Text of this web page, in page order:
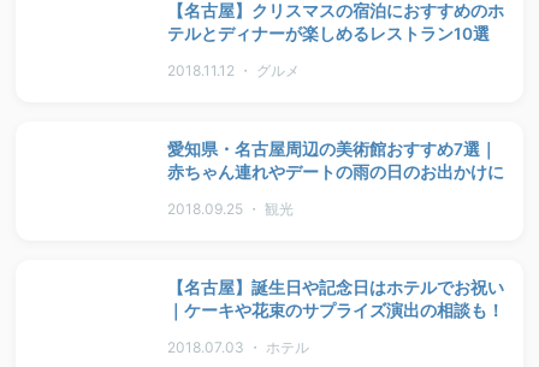
【名古屋】クリスマスの宿泊におすすめのホ
テルとディナーが楽しめるレストラン10選
2018.11.12 ・ グルメ
愛知県・名古屋周辺の美術館おすすめ7選｜
赤ちゃん連れやデートの雨の日のお出かけに
2018.09.25 ・ 観光
【名古屋】誕生日や記念日はホテルでお祝い
｜ケーキや花束のサプライズ演出の相談も！
2018.07.03 ・ ホテル